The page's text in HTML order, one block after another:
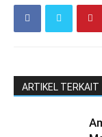
ARTIKEL TERKAIT